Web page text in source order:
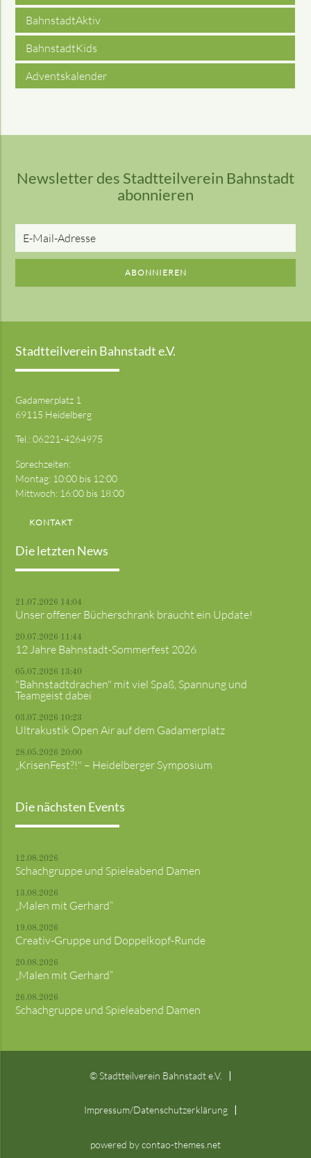
BahnstadtAktiv
BahnstadtKids
Adventskalender
Newsletter des Stadtteilverein Bahnstadt
abonnieren
ABONNIEREN
Stadtteilverein Bahnstadt e.V.
Gadamerplatz 1
69115 Heidelberg
Tel.:06221-4264975
Sprechzeiten:
Montag: 10:00 bis 12:00
Mittwoch: 16:00 bis 18:00
KONTAKT
Die letzten News
21.07.2026 14:04
Unser offener Bücherschrank braucht ein Update!
20.07.2026 11:44
12 Jahre Bahnstadt-Sommerfest 2026
05.07.2026 13:40
"Bahnstadtdrachen" mit viel Spaß, Spannung und
Teamgeist dabei
03.07.2026 10:23
Ultrakustik Open Air auf dem Gadamerplatz
28.05.2026 20:00
„KrisenFest?!" – Heidelberger Symposium
Die nächsten Events
12.08.2026
Schachgruppe und Spieleabend Damen
13.08.2026
„Malen mit Gerhard“
19.08.2026
Creativ-Gruppe und Doppelkopf-Runde
20.08.2026
„Malen mit Gerhard“
26.08.2026
Schachgruppe und Spieleabend Damen
© Stadtteilverein Bahnstadt e.V.
Impressum/Datenschutzerklärung
powered by contao-themes.net